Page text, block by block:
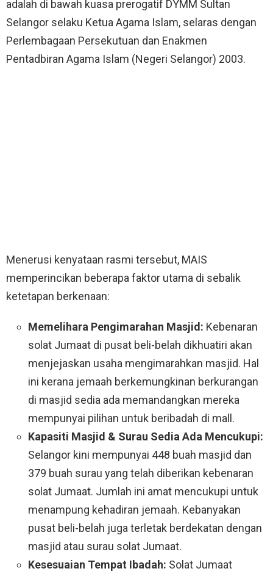
adalah di bawah kuasa prerogatif DYMM Sultan
Selangor selaku Ketua Agama Islam, selaras dengan
Perlembagaan Persekutuan dan Enakmen
Pentadbiran Agama Islam (Negeri Selangor) 2003.
Menerusi kenyataan rasmi tersebut, MAIS
memperincikan beberapa faktor utama di sebalik
ketetapan berkenaan:
Memelihara Pengimarahan Masjid: Kebenaran
solat Jumaat di pusat beli-belah dikhuatiri akan
menjejaskan usaha mengimarahkan masjid. Hal
ini kerana jemaah berkemungkinan berkurangan
di masjid sedia ada memandangkan mereka
mempunyai pilihan untuk beribadah di mall.
Kapasiti Masjid & Surau Sedia Ada Mencukupi:
Selangor kini mempunyai 448 buah masjid dan
379 buah surau yang telah diberikan kebenaran
solat Jumaat. Jumlah ini amat mencukupi untuk
menampung kehadiran jemaah. Kebanyakan
pusat beli-belah juga terletak berdekatan dengan
masjid atau surau solat Jumaat.
Kesesuaian Tempat Ibadah: Solat Jumaat